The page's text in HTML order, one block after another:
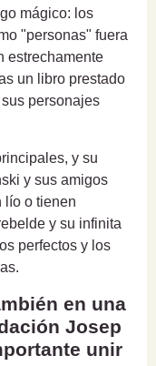
mágico: los
"personas" fuera
estrechamente
un libro prestado
personajes
y su
y sus amigos
lío o tienen
y su infinita
perfectos y los
en una
Josep
unir